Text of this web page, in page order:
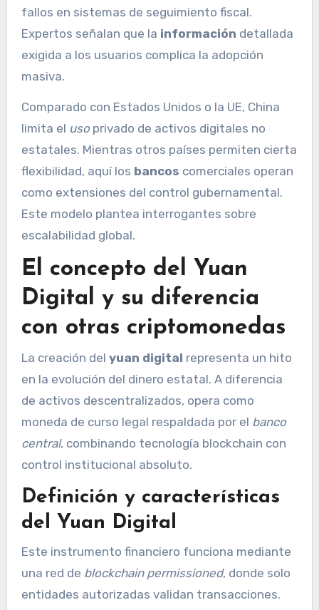
fallos en sistemas de seguimiento fiscal.
Expertos señalan que la información detallada
exigida a los usuarios complica la adopción
masiva.
Comparado con Estados Unidos o la UE, China
limita el usoprivado de activos digitales no
estatales. Mientras otros países permiten cierta
flexibilidad, aquí los bancos comerciales operan
como extensiones del control gubernamental.
Este modelo plantea interrogantes sobre
escalabilidad global.
El concepto del Yuan
Digital y su diferencia
con otras criptomonedas
La creación del yuan digital representa un hito
en la evolución del dinero estatal. A diferencia
de activos descentralizados, opera como
moneda de curso legal respaldada por el banco
central, combinando tecnología blockchain con
control institucional absoluto.
Definición y características
del Yuan Digital
Este instrumento financiero funciona mediante
una red de blockchain permissioned, donde solo
entidades autorizadas validan transacciones.